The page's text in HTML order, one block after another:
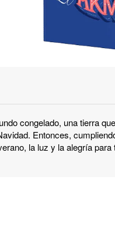
congelado, una tierra
Entonces,
la luz y la alegría